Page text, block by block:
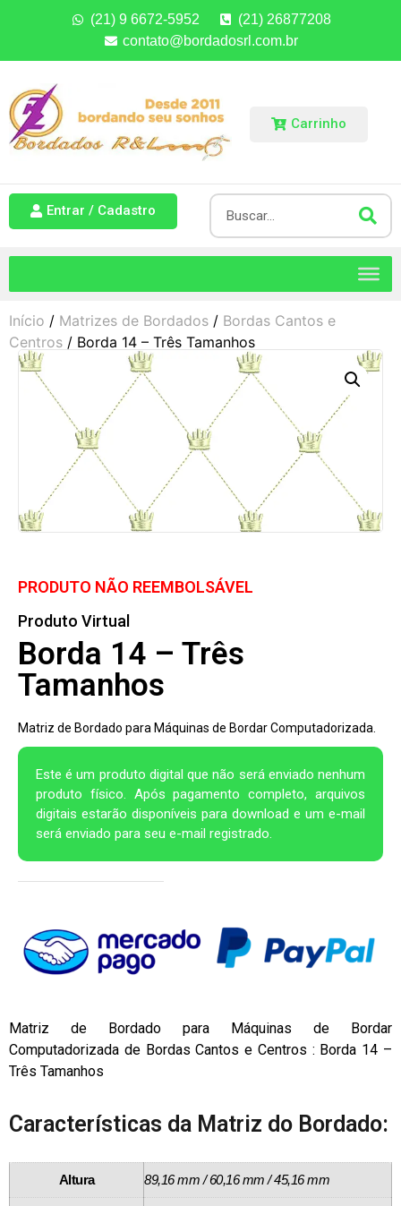
(21) 9 6672-5952
(21) 26877208
contato@bordadosrl.com.br
Carrinho
Entrar / Cadastro
Início / Matrizes de Bordados / Bordas Cantos e
Centros / Borda 14 – Três Tamanhos
PRODUTO NÃO REEMBOLSÁVEL
Produto Virtual
Borda 14 – Três
Tamanhos
Matriz de Bordado para Máquinas de Bordar Computadorizada.
Este é um produto digital que não será enviado nenhum
produto físico. Após pagamento completo, arquivos
digitais estarão disponíveis para download e um e-mail
será enviado para seu e-mail registrado.
Matriz de Bordado para Máquinas de Bordar
Computadorizada de Bordas Cantos e Centros : Borda 14 –
Três Tamanhos
Características da Matriz do Bordado:
Altura 89,16 mm / 60,16 mm / 45,16 mm